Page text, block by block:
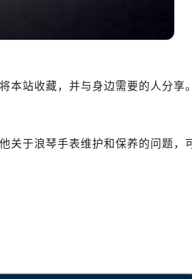
本站收藏，并与身边需要的人分享
关于浪琴手表维护和保养的问题，